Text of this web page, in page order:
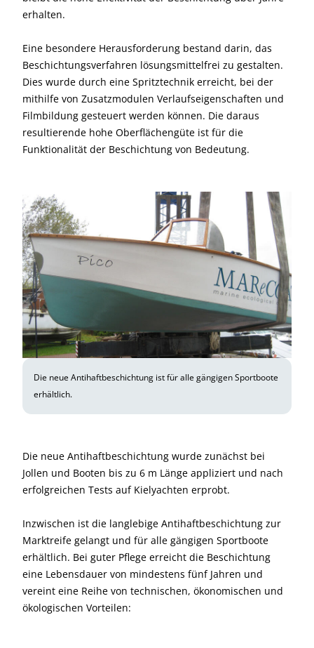
erhalten.
Eine besondere Herausforderung bestand darin, das
Beschichtungsverfahren lösungsmittelfrei zu gestalten.
Dies wurde durch eine Spritztechnik erreicht, bei der
mithilfe von Zusatzmodulen Verlaufseigenschaften und
Filmbildung gesteuert werden können. Die daraus
resultierende hohe Oberflächengüte ist für die
Funktionalität der Beschichtung von Bedeutung.
Die neue Antihaftbeschichtung ist für alle gängigen Sportboote
erhältlich.
Die neue Antihaftbeschichtung wurde zunächst bei
Jollen und Booten bis zu 6 m Länge appliziert und nach
erfolgreichen Tests auf Kielyachten erprobt.
Inzwischen ist die langlebige Antihaftbeschichtung zur
Marktreife gelangt und für alle gängigen Sportboote
erhältlich. Bei guter Pflege erreicht die Beschichtung
eine Lebensdauer von mindestens fünf Jahren und
vereint eine Reihe von technischen, ökonomischen und
ökologischen Vorteilen: